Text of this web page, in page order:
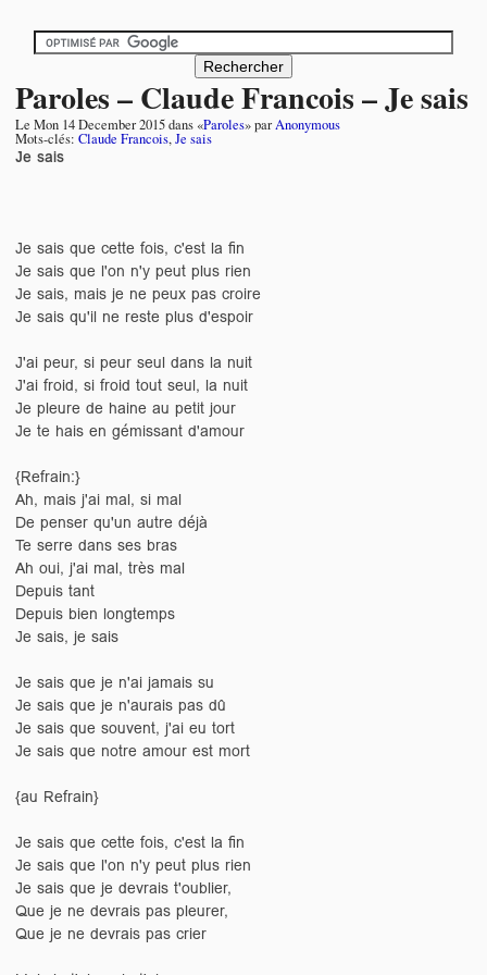
Paroles – Claude Francois – Je sais
Le Mon 14 December 2015dans «Paroles» parAnonymous
Mots-clés: Claude Francois,Je sais
Je sais
Je sais que cette fois, c'est la fin
Je sais que l'on n'y peut plus rien
Je sais, mais je ne peux pas croire
Je sais qu'il ne reste plus d'espoir
J'ai peur, si peur seul dans la nuit
J'ai froid, si froid tout seul, la nuit
Je pleure de haine au petit jour
Je te hais en gémissant d'amour
{Refrain:}
Ah, mais j'ai mal, si mal
De penser qu'un autre déjà
Te serre dans ses bras
Ah oui, j'ai mal, très mal
Depuis tant
Depuis bien longtemps
Je sais, je sais
Je sais que je n'ai jamais su
Je sais que je n'aurais pas dû
Je sais que souvent, j'ai eu tort
Je sais que notre amour est mort
{au Refrain}
Je sais que cette fois, c'est la fin
Je sais que l'on n'y peut plus rien
Je sais que je devrais t'oublier,
Que je ne devrais pas pleurer,
Que je ne devrais pas crier